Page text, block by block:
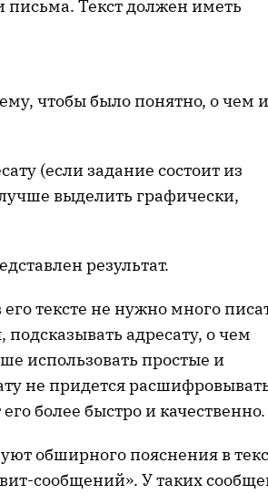
письма. Текст должен иметь
чтобы было понятно, о чем
(если задание состоит из
выделить графически,
результат.
тексте не нужно много
адресату, о чем
использовать простые и
не придется
более быстро и качественно.
обширного пояснения в
сообщений». У таких